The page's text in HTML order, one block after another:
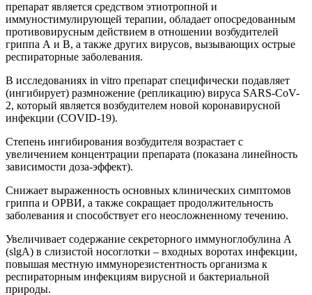
препарат является средством этиотропной и
иммуностимулирующей терапии, обладает опосредованным
противовирусным действием в отношении возбудителей
гриппа А и В, а также других вирусов, вызывающих острые
респираторные заболевания.
В исследованиях in vitro препарат специфически подавляет
(ингибирует) размножение (репликацию) вируса SARS-CoV-
2, который является возбудителем новой коронавирусной
инфекции (COVID-19).
Степень ингибирования возбудителя возрастает с
увеличением концентрации препарата (показана линейность
зависимости доза-эффект).
Снижает выраженность основных клинических симптомов
гриппа и ОРВИ, а также сокращает продолжительность
заболевания и способствует его неосложненному течению.
Увеличивает содержание секреторного иммуноглобулина А
(slgA) в слизистой носоглотки – входных воротах инфекции,
повышая местную иммунорезистентность организма к
респираторным инфекциям вирусной и бактериальной
природы.